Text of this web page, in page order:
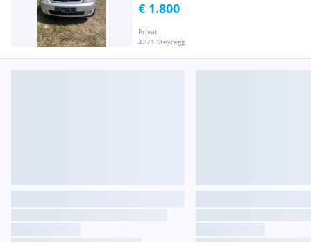
Privat
4221 Steyregg
€ 1.800